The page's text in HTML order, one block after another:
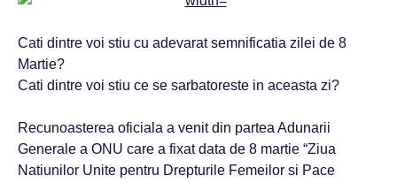
Cati dintre voi stiu cu adevarat semnificatia zilei de 8
Martie?
Cati dintre voi stiu ce se sarbatoreste in aceasta zi?
Recunoasterea oficiala a venit din partea Adunarii
Generale a ONU care a fixat data de 8 martie “Ziua
Natiunilor Unite pentru Drepturile Femeilor si Pace